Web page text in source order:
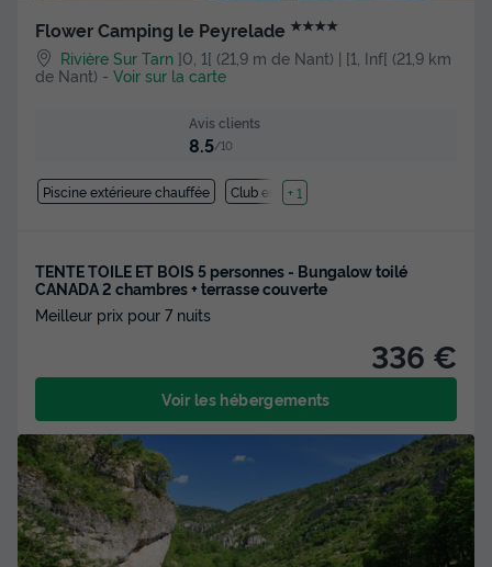
Flower Camping le Peyrelade ★★★★
Rivière Sur Tarn ]0, 1[ (21,9 m de Nant) | [1, Inf[ (21,9 km
de Nant) - Voir sur la carte
Avis clients
8.5/10
Piscine extérieure chauffée Club enfant
+ 1
TENTE TOILE ET BOIS 5 personnes - Bungalow toilé
CANADA 2 chambres + terrasse couverte
Meilleur prix pour 7 nuits
336 €
Voir les hébergements